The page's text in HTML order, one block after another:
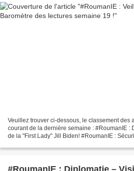
Veuillez trouver ci-dessous, le classement des
courant de la dernière semaine : #RoumanIE :
de la "First Lady" Jill Biden! #RoumanIE :